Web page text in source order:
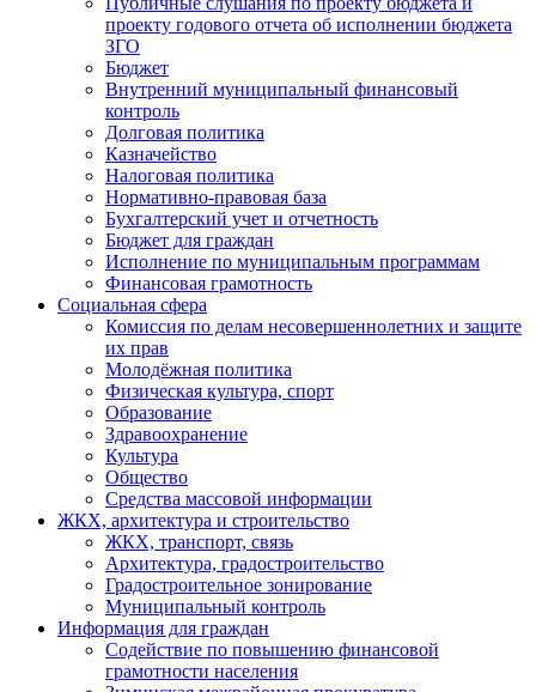
проекту годового отчета об исполнении бюджета
ЗГО
Бюджет
Внутренний муниципальный финансовый
контроль
Долговая политика
Казначейство
Налоговая политика
Нормативно-правовая база
Бухгалтерский учет и отчетность
Бюджет для граждан
Исполнение по муниципальным программам
Финансовая грамотность
Социальная сфера
Комиссия по делам несовершеннолетних и защите
их прав
Молодёжная политика
Физическая культура, спорт
Образование
Здравоохранение
Культура
Общество
Средства массовой информации
ЖКХ, архитектура и строительство
ЖКХ, транспорт, связь
Архитектура, градостроительство
Градостроительное зонирование
Муниципальный контроль
Информация для граждан
Содействие по повышению финансовой
грамотности населения